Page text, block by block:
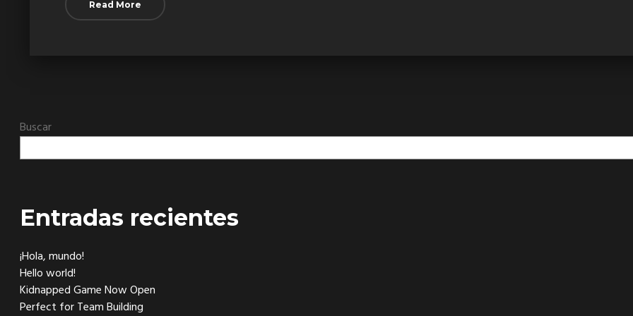
Read More
Buscar
Entradas recientes
¡Hola, mundo!
Hello world!
Kidnapped Game Now Open
Perfect for Team Building